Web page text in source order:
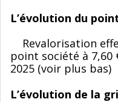
L’évolution du
Revalorisation
point société à
2025 (voir plus bas)
L’évolution de la